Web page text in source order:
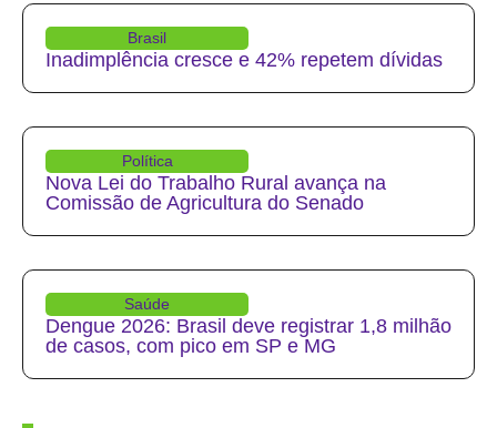
Brasil
Inadimplência cresce e 42% repetem dívidas
Política
Nova Lei do Trabalho Rural avança na
Comissão de Agricultura do Senado
Saúde
Dengue 2026: Brasil deve registrar 1,8 milhão
de casos, com pico em SP e MG